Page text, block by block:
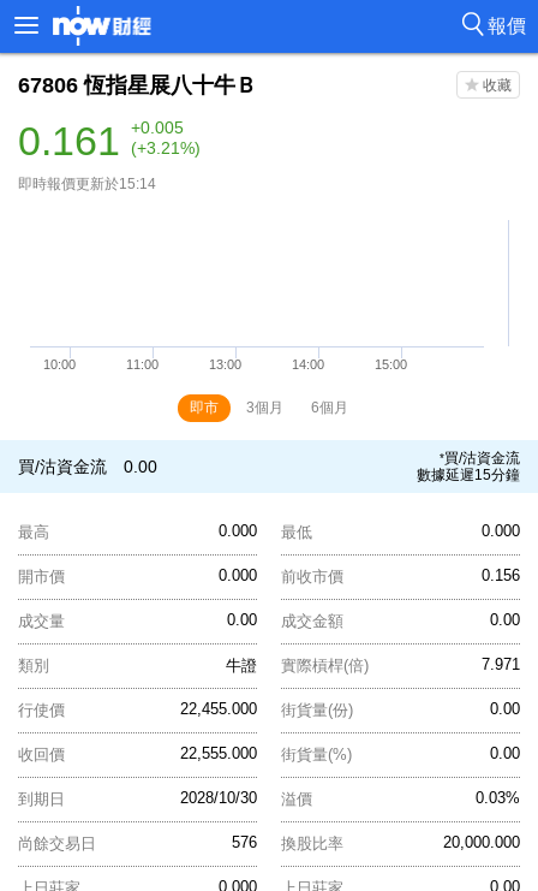
報價
67806 恆指星展八十牛Ｂ
0.161
+0.005
(+3.21%)
即時報價更新於15:14
即市 3個月 6個月
買/沽資金流 0.00 *買/沽資金流
數據延遲15分鐘
0.000
最高 0.000
最低
0.000
開市價 0.156
前收市價
0.00
成交量 0.00
成交金額
牛證
類別 7.971
實際槓桿(倍)
22,455.000
行使價 0.00
街貨量(份)
22,555.000
收回價 0.00
街貨量(%)
2028/10/30
到期日 0.03%
溢價
576
尚餘交易日 20,000.000
換股比率
0.000 0.00